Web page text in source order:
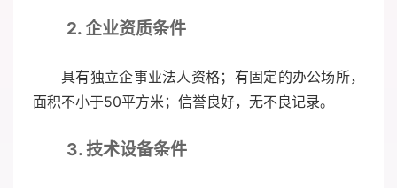
2. 企业资质条件
具有独立企事业法人资格；有固定的办公场所，
面积不小于50平方米；信誉良好，无不良记录。
3. 技术设备条件